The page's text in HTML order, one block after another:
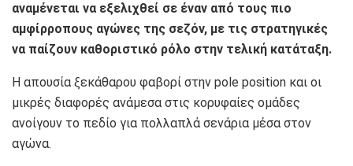
αναμένεται να εξελιχθεί σε έναν από τους πιο
αμφίρροπους αγώνες της σεζόν, με τις στρατηγικές
να παίζουν καθοριστικό ρόλο στην τελική κατάταξη.
Η απουσία ξεκάθαρου φαβορί στην pole position και οι
μικρές διαφορές ανάμεσα στις κορυφαίες ομάδες
ανοίγουν το πεδίο για πολλαπλά σενάρια μέσα στον
αγώνα.